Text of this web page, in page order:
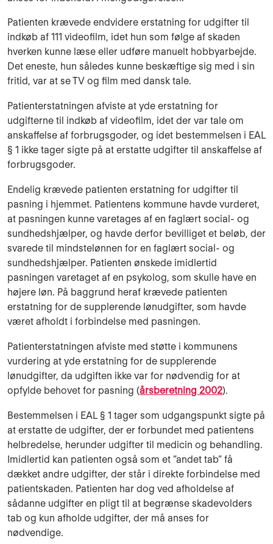
Patienten krævede endvidere erstatning for udgifter til
indkøb af 111 videofilm, idet hun som følge af skaden
hverken kunne læse eller udføre manuelt hobbyarbejde.
Det eneste, hun således kunne beskæftige sig med i sin
fritid, var at se TV og film med dansk tale.
Patienterstatningen afviste at yde erstatning for
udgifterne til indkøb af videofilm, idet der var tale om
anskaffelse af forbrugsgoder, og idet bestemmelsen i EAL
§ 1 ikke tager sigte på at erstatte udgifter til anskaffelse af
forbrugsgoder.
Endelig krævede patienten erstatning for udgifter til
pasning i hjemmet. Patientens kommune havde vurderet,
at pasningen kunne varetages af en faglært social- og
sundhedshjælper, og havde derfor bevilliget et beløb, der
svarede til mindstelønnen for en faglært social- og
sundhedshjælper. Patienten ønskede imidlertid
pasningen varetaget af en psykolog, som skulle have en
højere løn. På baggrund heraf krævede patienten
erstatning for de supplerende lønudgifter, som havde
været afholdt i forbindelse med pasningen.
Patienterstatningen afviste med støtte i kommunens
vurdering at yde erstatning for de supplerende
lønudgifter, da udgiften ikke var for nødvendig for at
opfylde behovet for pasning (årsberetning 2002).
Bestemmelsen i EAL § 1 tager som udgangspunkt sigte på
at erstatte de udgifter, der er forbundet med patientens
helbredelse, herunder udgifter til medicin og behandling.
Imidlertid kan patienten også som et ”andet tab” få
dækket andre udgifter, der står i direkte forbindelse med
patientskaden. Patienten har dog ved afholdelse af
sådanne udgifter en pligt til at begrænse skadevolders
tab og kun afholde udgifter, der må anses for
nødvendige.